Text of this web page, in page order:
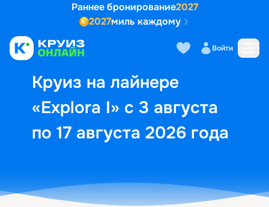
Раннее бронирование2027
2027миль каждому
Войти
Круиз на лайнере
«Explora I» с 3 августа
по 17 августа 2026 года
Выбор кают Маршрут и